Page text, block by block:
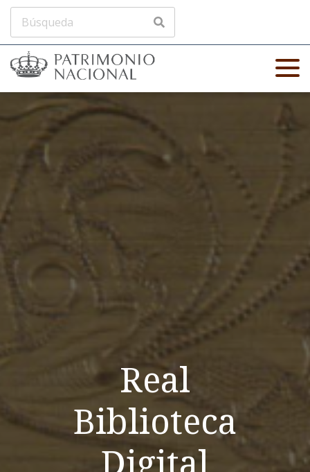
Real
Biblioteca
Digital